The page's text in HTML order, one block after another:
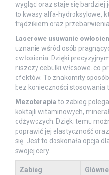
wygląd oraz staje się bardziej
to kwasy alfa-hydroksylowe,
trądzikiem oraz
Laserowe usuwanie
uznanie wśród osób
owłosienia. Dzięki
niszczy cebulki włosowe, co
efektów. To znakomity
bez konieczności stosowania
Mezoterapia to zabieg
koktajli witaminowych,
odżywczych. Dzięki temu
poprawić jej elastyczność
się. Jest to doskonała opcja
swojej cery.
Zabieg
Główne